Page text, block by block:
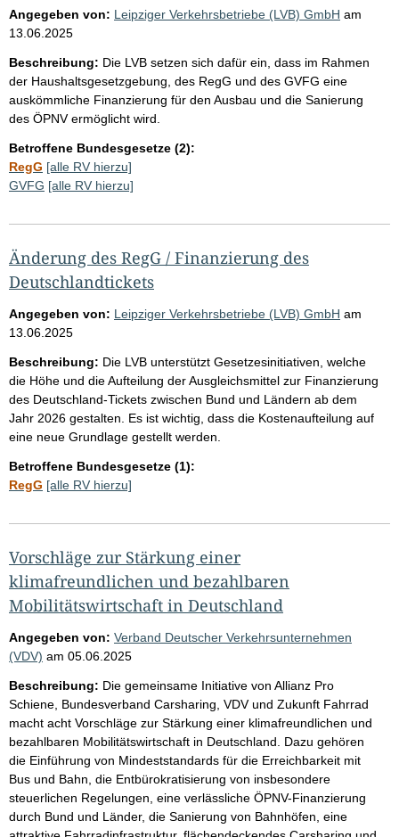
Angegeben von: Leipziger Verkehrsbetriebe (LVB) GmbH am
13.06.2025
Beschreibung: Die LVB setzen sich dafür ein, dass im Rahmen
der Haushaltsgesetzgebung, des RegG und des GVFG eine
auskömmliche Finanzierung für den Ausbau und die Sanierung
des ÖPNV ermöglicht wird.
Betroffene Bundesgesetze (2):
RegG [alle RV hierzu]
GVFG [alle RV hierzu]
Änderung des RegG / Finanzierung des
Deutschlandtickets
Angegeben von: Leipziger Verkehrsbetriebe (LVB) GmbH am
13.06.2025
Beschreibung: Die LVB unterstützt Gesetzesinitiativen, welche
die Höhe und die Aufteilung der Ausgleichsmittel zur Finanzierung
des Deutschland-Tickets zwischen Bund und Ländern ab dem
Jahr 2026 gestalten. Es ist wichtig, dass die Kostenaufteilung auf
eine neue Grundlage gestellt werden.
Betroffene Bundesgesetze (1):
RegG [alle RV hierzu]
Vorschläge zur Stärkung einer
klimafreundlichen und bezahlbaren
Mobilitätswirtschaft in Deutschland
Angegeben von: Verband Deutscher Verkehrsunternehmen
(VDV) am 05.06.2025
Beschreibung: Die gemeinsame Initiative von Allianz Pro
Schiene, Bundesverband Carsharing, VDV und Zukunft Fahrrad
macht acht Vorschläge zur Stärkung einer klimafreundlichen und
bezahlbaren Mobilitätswirtschaft in Deutschland. Dazu gehören
die Einführung von Mindeststandards für die Erreichbarkeit mit
Bus und Bahn, die Entbürokratisierung von insbesondere
steuerlichen Regelungen, eine verlässliche ÖPNV-Finanzierung
durch Bund und Länder, die Sanierung von Bahnhöfen, eine